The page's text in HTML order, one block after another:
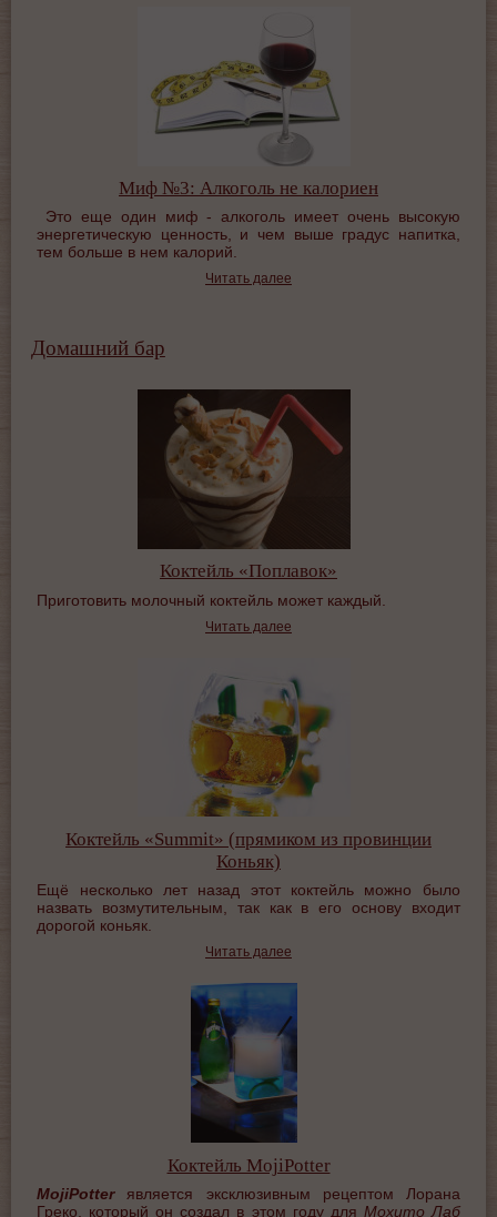
Миф №3: Алкоголь не калориен
Это еще один миф - алкоголь имеет очень высокую
энергетическую ценность, и чем выше градус напитка,
тем больше в нем калорий.
Читать далее
Домашний бар
Коктейль «Поплавок»
Приготовить молочный коктейль может каждый.
Читать далее
Коктейль «Summit» (прямиком из провинции
Коньяк)
Ещё несколько лет назад этот коктейль можно было
назвать возмутительным, так как в его основу входит
дорогой коньяк.
Читать далее
Коктейль MojiPotter
MojiPotterявляется эксклюзивным рецептом Лорана
Греко, который он создал в этом году для Мохито Лаб